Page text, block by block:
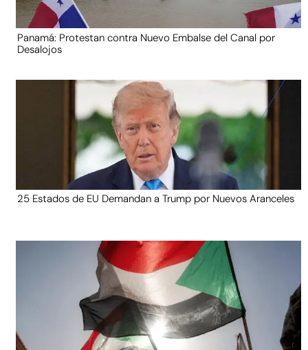
Panamá: Protestan contra Nuevo Embalse del Canal por
Desalojos
25 Estados de EU Demandan a Trump por Nuevos Aranceles